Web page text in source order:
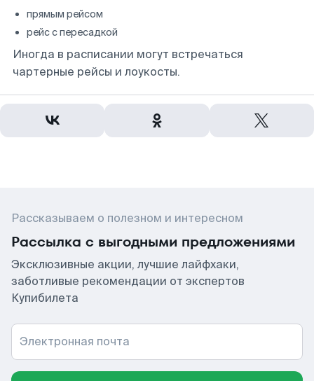
прямым рейсом
рейс с пересадкой
Иногда в расписании могут встречаться
чартерные рейсы и лоукосты.
Рассказываем о полезном и интересном
Рассылка с выгодными предложениями
Эксклюзивные акции, лучшие лайфхаки,
заботливые рекомендации от экспертов
Купибилета
Электронная почта